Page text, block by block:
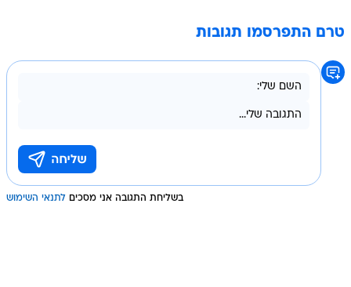
טרם התפרסמו תגובות
בשליחת התגובה אני מסכים לתנאי השימוש